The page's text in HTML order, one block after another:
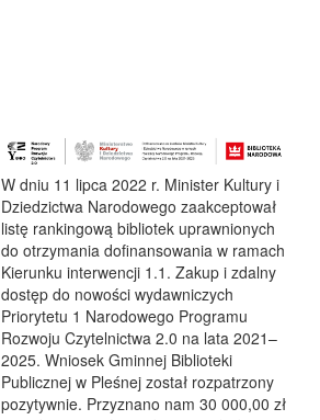
W dniu 11 lipca 2022 r. Minister Kultury i
Dziedzictwa Narodowego zaakceptował
listę rankingową bibliotek uprawnionych
do otrzymania dofinansowania w ramach
Kierunku interwencji 1.1. Zakup i zdalny
dostęp do nowości wydawniczych
Priorytetu 1 Narodowego Programu
Rozwoju Czytelnictwa 2.0 na lata 2021–
2025. Wniosek Gminnej Biblioteki
Publicznej w Pleśnej został rozpatrzony
pozytywnie. Przyznano nam 30 000,00 zł